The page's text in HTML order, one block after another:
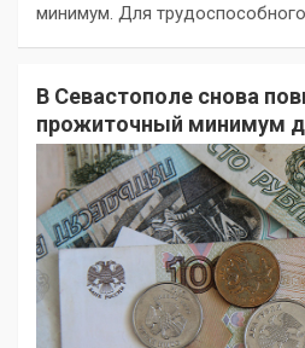
минимум. Для трудоспособного
В Севастополе снова
прожиточный минимум